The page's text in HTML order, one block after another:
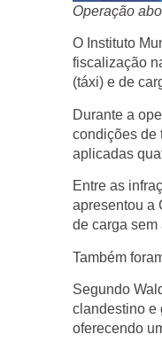
Operação
O Instituto
fiscalização
(táxi) e de
Durante a
condições de
aplicadas
Entre as
apresentou a
de carga sem
Também
Segundo
clandestino e
oferecendo